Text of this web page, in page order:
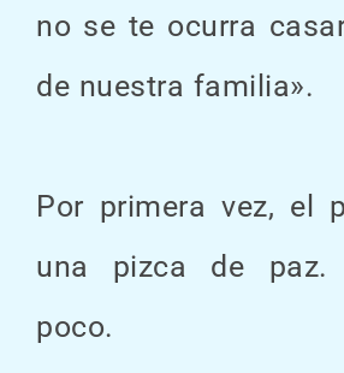
no se te ocurra
de nuestra familia».
Por primera vez, el
una pizca de paz.
poco.